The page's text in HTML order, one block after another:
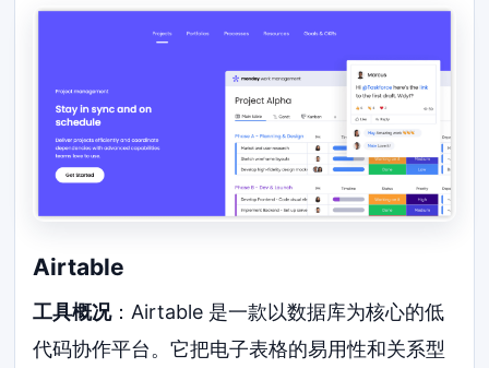
Airtable
工具概况：Airtable 是一款以数据库为核心的低
代码协作平台。它把电子表格的易用性和关系型